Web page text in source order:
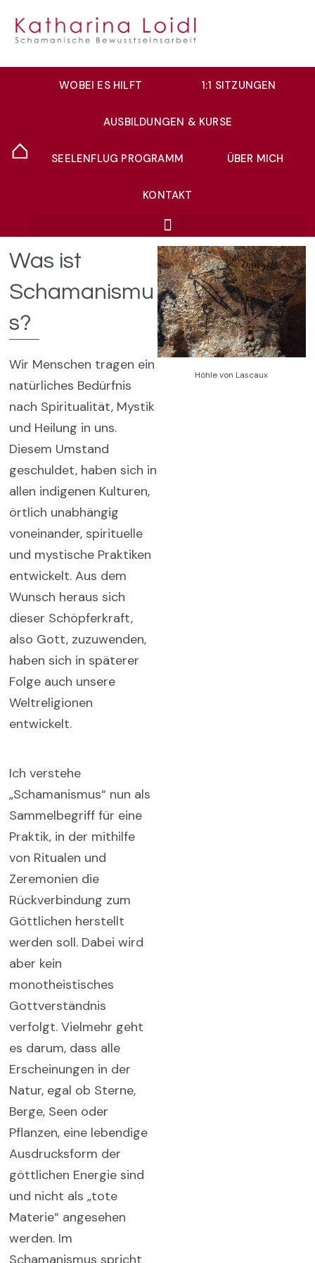
WOBEI ES HILFT 1:1 SITZUNGEN
AUSBILDUNGEN & KURSE
SEELENFLUG PROGRAMM ÜBER MICH
KONTAKT
Was ist
Schamanismu
s?
Wir Menschen tragen ein
natürliches Bedürfnis
nach Spiritualität, Mystik
und Heilung in uns.
Diesem Umstand
geschuldet, haben sich in
allen indigenen Kulturen,
örtlich unabhängig
voneinander, spirituelle
und mystische Praktiken
entwickelt. Aus dem
Wunsch heraus sich
dieser Schöpferkraft,
also Gott, zuzuwenden,
haben sich in späterer
Folge auch unsere
Weltreligionen
entwickelt.
Ich verstehe
„Schamanismus“ nun als
Sammelbegriff für eine
Praktik, in der mithilfe
von Ritualen und
Zeremonien die
Rückverbindung zum
Göttlichen herstellt
werden soll. Dabei wird
aber kein
monotheistisches
Gottverständnis
verfolgt. Vielmehr geht
es darum, dass alle
Erscheinungen in der
Natur, egal ob Sterne,
Berge, Seen oder
Pflanzen, eine lebendige
Ausdrucksform der
göttlichen Energie sind
und nicht als „tote
Materie“ angesehen
werden. Im
Höhle von Lascaux